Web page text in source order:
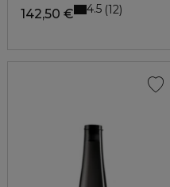
142,50 € 4.5 12